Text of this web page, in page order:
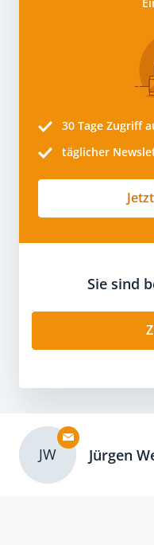
30 Tage Zugriff
täglicher
Sie sind
JW Jürgen